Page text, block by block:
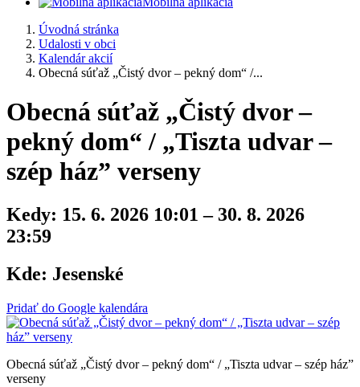
Úvodná stránka
Udalosti v obci
Kalendár akcií
Obecná súťaž „Čistý dvor – pekný dom“ /...
Obecná súťaž „Čistý dvor –
pekný dom“ / „Tiszta udvar –
szép ház” verseny
Kedy: 15. 6. 2026 10:01 – 30. 8. 2026
23:59
Kde: Jesenské
Pridať do Google kalendára
Obecná súťaž „Čistý dvor – pekný dom“ / „Tiszta udvar – szép ház”
verseny